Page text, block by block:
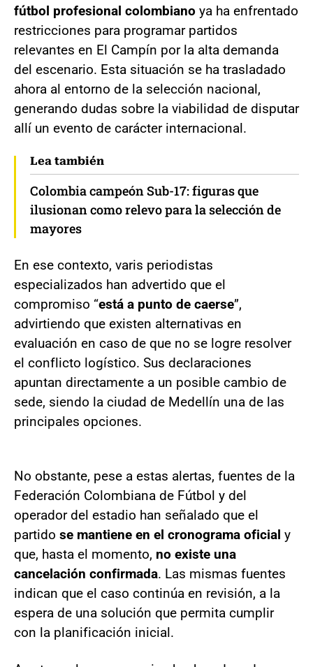
fútbol profesional colombiano ya ha enfrentado
restricciones para programar partidos
relevantes en El Campín por la alta demanda
del escenario. Esta situación se ha trasladado
ahora al entorno de la selección nacional,
generando dudas sobre la viabilidad de disputar
allí un evento de carácter internacional.
Lea también
Colombia campeón Sub-17: figuras que
ilusionan como relevo para la selección de
mayores
En ese contexto, varis periodistas
especializados han advertido que el
compromiso “está a punto de caerse”,
advirtiendo que existen alternativas en
evaluación en caso de que no se logre resolver
el conflicto logístico. Sus declaraciones
apuntan directamente a un posible cambio de
sede, siendo la ciudad de Medellín una de las
principales opciones.
No obstante, pese a estas alertas, fuentes de la
Federación Colombiana de Fútbol y del
operador del estadio han señalado que el
partido se mantiene en el cronograma oficial y
que, hasta el momento, no existe una
cancelación confirmada. Las mismas fuentes
indican que el caso continúa en revisión, a la
espera de una solución que permita cumplir
con la planificación inicial.